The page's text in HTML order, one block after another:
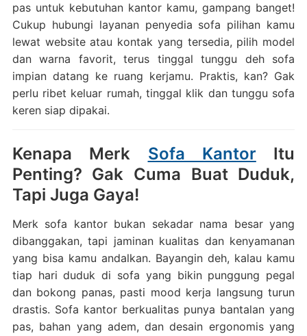
pas untuk kebutuhan kantor kamu, gampang banget!
Cukup hubungi layanan penyedia sofa pilihan kamu
lewat website atau kontak yang tersedia, pilih model
dan warna favorit, terus tinggal tunggu deh sofa
impian datang ke ruang kerjamu. Praktis, kan? Gak
perlu ribet keluar rumah, tinggal klik dan tunggu sofa
keren siap dipakai.
Kenapa Merk Sofa Kantor Itu
Penting? Gak Cuma Buat Duduk,
Tapi Juga Gaya!
Merk sofa kantor bukan sekadar nama besar yang
dibanggakan, tapi jaminan kualitas dan kenyamanan
yang bisa kamu andalkan. Bayangin deh, kalau kamu
tiap hari duduk di sofa yang bikin punggung pegal
dan bokong panas, pasti mood kerja langsung turun
drastis. Sofa kantor berkualitas punya bantalan yang
pas, bahan yang adem, dan desain ergonomis yang